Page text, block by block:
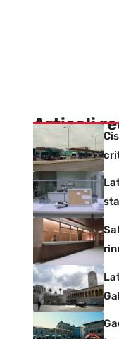
Articoli